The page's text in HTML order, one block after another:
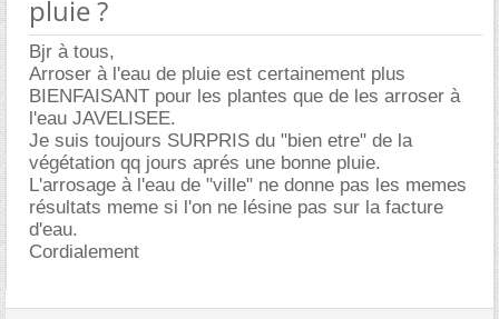
pluie ?
Bjr à tous,
Arroser à l'eau de pluie est certainement plus
BIENFAISANT pour les plantes que de les arroser à
l'eau JAVELISEE.
Je suis toujours SURPRIS du "bien etre" de la
végétation qq jours aprés une bonne pluie.
L'arrosage à l'eau de "ville" ne donne pas les memes
résultats meme si l'on ne lésine pas sur la facture
d'eau.
Cordialement